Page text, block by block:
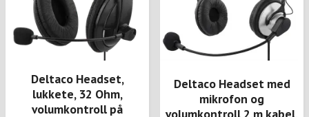
Deltaco Headset,
lukkete, 32 Ohm,
volumkontroll på
Deltaco Headset med
mikrofon og
volumkontroll 2,m kabel,